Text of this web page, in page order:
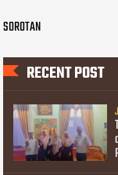
SOROTAN
RECENT POST